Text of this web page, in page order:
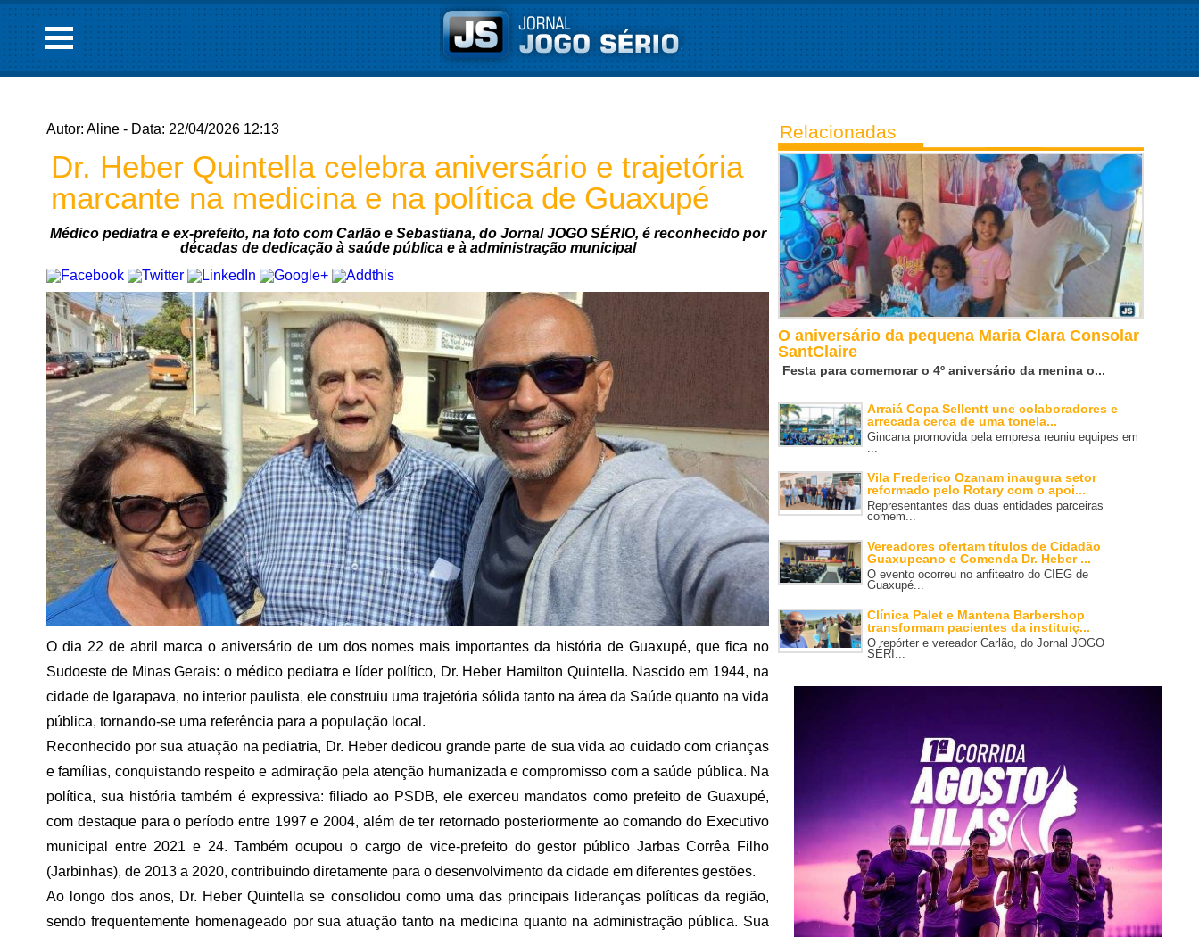
Autor: Aline - Data: 22/04/2026 12:13
Dr. Heber Quintella celebra aniversário e trajetória
marcante na medicina e na política de Guaxupé
Médico pediatra e ex-prefeito, na foto com Carlão e Sebastiana, do Jornal JOGO SÉRIO, é reconhecido por
décadas de dedicação à saúde pública e à administração municipal
O dia 22 de abril marca o aniversário de um dos nomes mais importantes da história de Guaxupé, que fica no
Sudoeste de Minas Gerais: o médico pediatra e líder político, Dr. Heber Hamilton Quintella. Nascido em 1944, na
cidade de Igarapava, no interior paulista, ele construiu uma trajetória sólida tanto na área da Saúde quanto na vida
pública, tornando-se uma referência para a população local.
Reconhecido por sua atuação na pediatria, Dr. Heber dedicou grande parte de sua vida ao cuidado com crianças
e famílias, conquistando respeito e admiração pela atenção humanizada e compromisso com a saúde pública. Na
política, sua história também é expressiva: filiado ao PSDB, ele exerceu mandatos como prefeito de Guaxupé,
com destaque para o período entre 1997 e 2004, além de ter retornado posteriormente ao comando do Executivo
municipal entre 2021 e 24. Também ocupou o cargo de vice-prefeito do gestor público Jarbas Corrêa Filho
(Jarbinhas), de 2013 a 2020, contribuindo diretamente para o desenvolvimento da cidade em diferentes gestões.
Ao longo dos anos, Dr. Heber Quintella se consolidou como uma das principais lideranças políticas da região,
sendo frequentemente homenageado por sua atuação tanto na medicina quanto na administração pública. Sua
Relacionadas
O aniversário da pequena Maria Clara Consolar
SantClaire
Festa para comemorar o 4º aniversário da menina o...
Arraiá Copa Sellentt une colaboradores e
arrecada cerca de uma tonela...
Gincana promovida pela empresa reuniu equipes em
...
Vila Frederico Ozanam inaugura setor
reformado pelo Rotary com o apoi...
Representantes das duas entidades parceiras
comem...
Vereadores ofertam títulos de Cidadão
Guaxupeano e Comenda Dr. Heber ...
O evento ocorreu no anfiteatro do CIEG de
Guaxupé...
Clínica Palet e Mantena Barbershop
transformam pacientes da instituiç...
O repórter e vereador Carlão, do Jornal JOGO
SÉRI...